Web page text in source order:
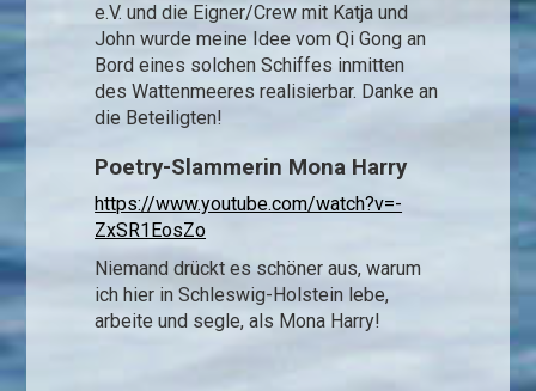
e.V. und die Eigner/Crew mit Katja und
John wurde meine Idee vom Qi Gong an
Bord eines solchen Schiffes inmitten
des Wattenmeeres realisierbar. Danke an
die Beteiligten!
Poetry-Slammerin Mona Harry
https://www.youtube.com/watch?v=-
ZxSR1EosZo
Niemand drückt es schöner aus, warum
ich hier in Schleswig-Holstein lebe,
arbeite und segle, als Mona Harry!